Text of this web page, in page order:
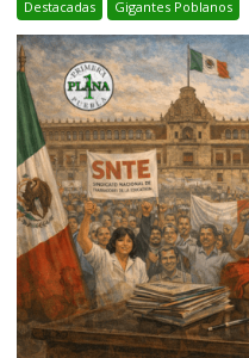
Destacadas Gigantes Poblanos